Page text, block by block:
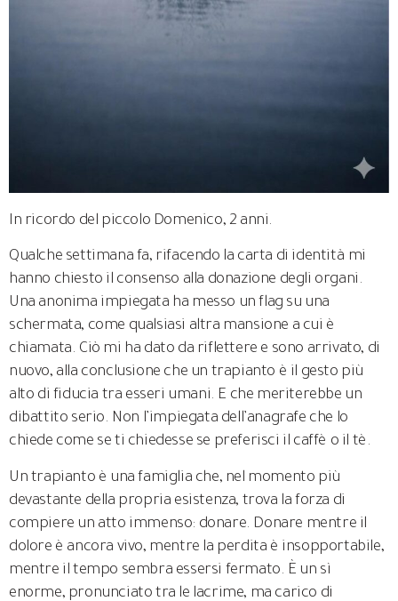
In ricordo del piccolo Domenico, 2 anni.
Qualche settimana fa, rifacendo la carta di identità mi
hanno chiesto il consenso alla donazione degli organi.
Una anonima impiegata ha messo un flag su una
schermata, come qualsiasi altra mansione a cui è
chiamata. Ciò mi ha dato da riflettere e sono arrivato, di
nuovo, alla conclusione che un trapianto è il gesto più
alto di fiducia tra esseri umani. E che meriterebbe un
dibattito serio. Non l’impiegata dell’anagrafe che lo
chiede come se ti chiedesse se preferisci il caffè o il tè.
Un trapianto è una famiglia che, nel momento più
devastante della propria esistenza, trova la forza di
compiere un atto immenso: donare. Donare mentre il
dolore è ancora vivo, mentre la perdita è insopportabile,
mentre il tempo sembra essersi fermato. È un sì
enorme, pronunciato tra le lacrime, ma carico di